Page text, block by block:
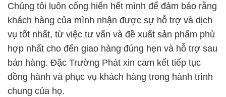
Chúng tôi luôn cống hiến hết mình để đảm bảo rằng
khách hàng của mình nhận được sự hỗ trợ và dịch
vụ tốt nhất, từ việc tư vấn và đề xuất sản phẩm phù
hợp nhất cho đến giao hàng đúng hẹn và hỗ trợ sau
bán hàng. Đặc Trường Phát xin cam kết tiếp tục
đồng hành và phục vụ khách hàng trong hành trình
chung của họ.